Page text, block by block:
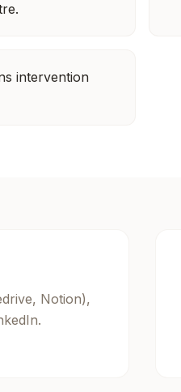
intervention
Notion),